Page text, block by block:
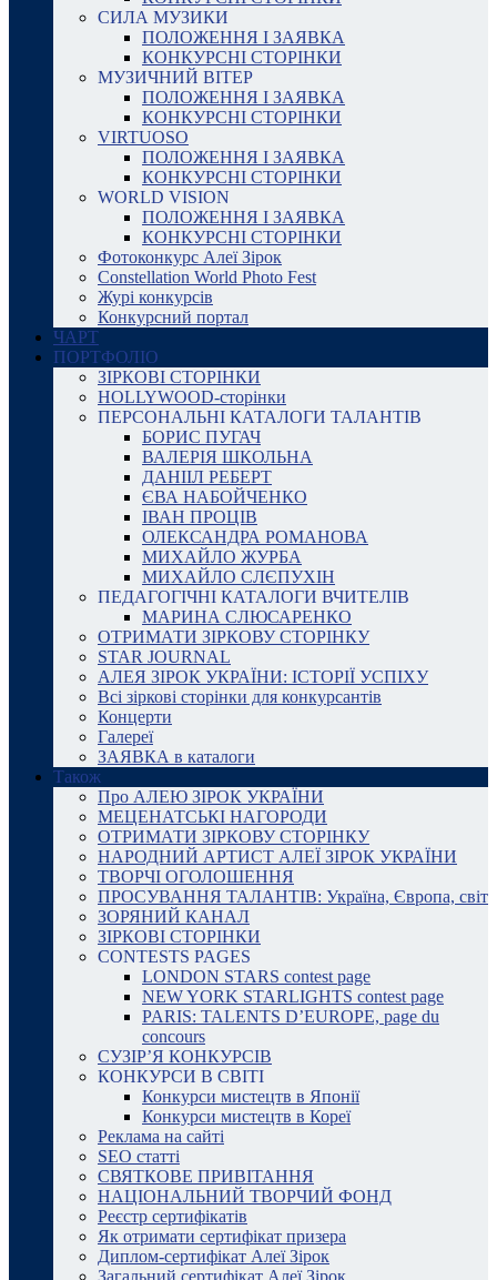
СИЛА МУЗИКИ
ПОЛОЖЕННЯ І ЗАЯВКА
КОНКУРСНІ СТОРІНКИ
МУЗИЧНИЙ ВІТЕР
ПОЛОЖЕННЯ І ЗАЯВКА
КОНКУРСНІ СТОРІНКИ
VIRTUOSO
ПОЛОЖЕННЯ І ЗАЯВКА
КОНКУРСНІ СТОРІНКИ
WORLD VISION
ПОЛОЖЕННЯ І ЗАЯВКА
КОНКУРСНІ СТОРІНКИ
Фотоконкурс Алеї Зірок
Constellation World Photo Fest
Журі конкурсів
Конкурсний портал
ЧАРТ
ПОРТФОЛІО
ЗІРКОВІ СТОРІНКИ
HOLLYWOOD-сторінки
ПЕРСОНАЛЬНІ КАТАЛОГИ ТАЛАНТІВ
БОРИС ПУГАЧ
ВАЛЕРІЯ ШКОЛЬНА
ДАНІІЛ РЕБЕРТ
ЄВА НАБОЙЧЕНКО
ІВАН ПРОЦІВ
ОЛЕКСАНДРА РОМАНОВА
МИХАЙЛО ЖУРБА
МИХАЙЛО СЛЄПУХІН
ПЕДАГОГІЧНІ КАТАЛОГИ ВЧИТЕЛІВ
МАРИНА СЛЮСАРЕНКО
ОТРИМАТИ ЗІРКОВУ СТОРІНКУ
STAR JOURNAL
АЛЕЯ ЗІРОК УКРАЇНИ: ІСТОРІЇ УСПІХУ
Всі зіркові сторінки для конкурсантів
Концерти
Галереї
ЗАЯВКА в каталоги
Також
Про АЛЕЮ ЗІРОК УКРАЇНИ
МЕЦЕНАТСЬКІ НАГОРОДИ
ОТРИМАТИ ЗІРКОВУ СТОРІНКУ
НАРОДНИЙ АРТИСТ АЛЕЇ ЗІРОК УКРАЇНИ
ТВОРЧІ ОГОЛОШЕННЯ
ПРОСУВАННЯ ТАЛАНТІВ: Україна, Європа, світ
ЗОРЯНИЙ КАНАЛ
ЗІРКОВІ СТОРІНКИ
CONTESTS PAGES
LONDON STARS contest page
NEW YORK STARLIGHTS contest page
PARIS: TALENTS D’EUROPE, page du
concours
СУЗІР’Я КОНКУРСІВ
КОНКУРСИ В СВІТІ
Конкурси мистецтв в Японії
Конкурси мистецтв в Кореї
Реклама на сайті
SEO статті
СВЯТКОВЕ ПРИВІТАННЯ
НАЦІОНАЛЬНИЙ ТВОРЧИЙ ФОНД
Реєстр сертифікатів
Як отримати сертифікат призера
Диплом-сертифікат Алеї Зірок
Загальний сертифікат Алеї Зірок